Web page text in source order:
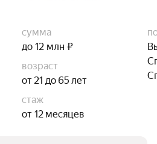
сумма
до 12 млн ₽
возраст
от 21 до 65 лет
стаж
от 12 месяцев